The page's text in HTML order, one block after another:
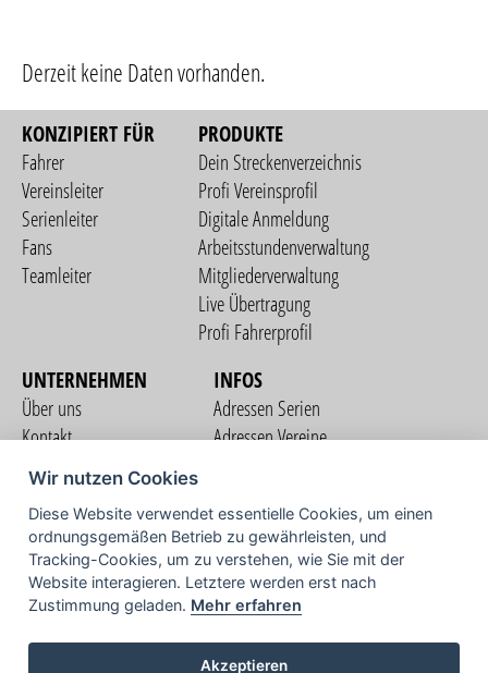
Derzeit keine Daten vorhanden.
KONZIPIERT FÜR
Fahrer
Vereinsleiter
Serienleiter
Fans
Teamleiter
PRODUKTE
Dein Streckenverzeichnis
Profi Vereinsprofil
Digitale Anmeldung
Arbeitsstundenverwaltung
Mitgliederverwaltung
Live Übertragung
Profi Fahrerprofil
UNTERNEHMEN
Über uns
Kontakt
Nutzungsbedingungen
Datenschutzerklärung
Impressum
INFOS
Adressen Serien
Adressen Vereine
COMMUNITY
TV
Wir nutzen Cookies
Diese Website verwendet essentielle Cookies, um einen
ordnungsgemäßen Betrieb zu gewährleisten, und
Tracking-Cookies, um zu verstehen, wie Sie mit der
Website interagieren. Letztere werden erst nach
Zustimmung geladen. Mehr erfahren
Akzeptieren